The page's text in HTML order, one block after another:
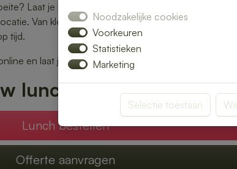
Laat je lunch bezorgen in Vught en geniet van
Van kleurrijke salades tot knapperige broodjes –
tijd.
en laat je verrassen door smaak en kwaliteit.
lunch verzorgen?
Lunch bestellen
Offerte aanvragen
Noodzakelijke cookies
Voorkeuren
Statistieken
Marketing
Selectie toestaan